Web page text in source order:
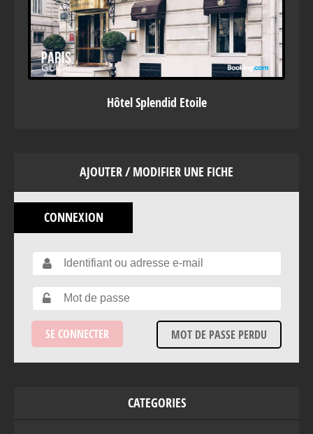
Hôtel Splendid Etoile
AJOUTER / MODIFIER UNE FICHE
CONNEXION
MOT DE PASSE PERDU
CATEGORIES